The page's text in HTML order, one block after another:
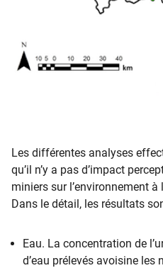
Les différentes analyses
qu’il n’y a pas d’impact
miniers sur l’environnement à
Dans le détail, les résultats
Eau. La concentration de
d’eau prélevés avoisine les